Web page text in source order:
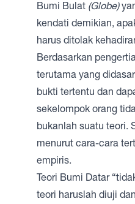
Bumi Bulat (Globe)
kendati demikian,
harus ditolak
Berdasarkan
terutama yang
bukti tertentu dan
sekelompok orang
bukanlah suatu teori.
menurut cara-cara
empiris.
Teori Bumi Datar
teori haruslah diuji